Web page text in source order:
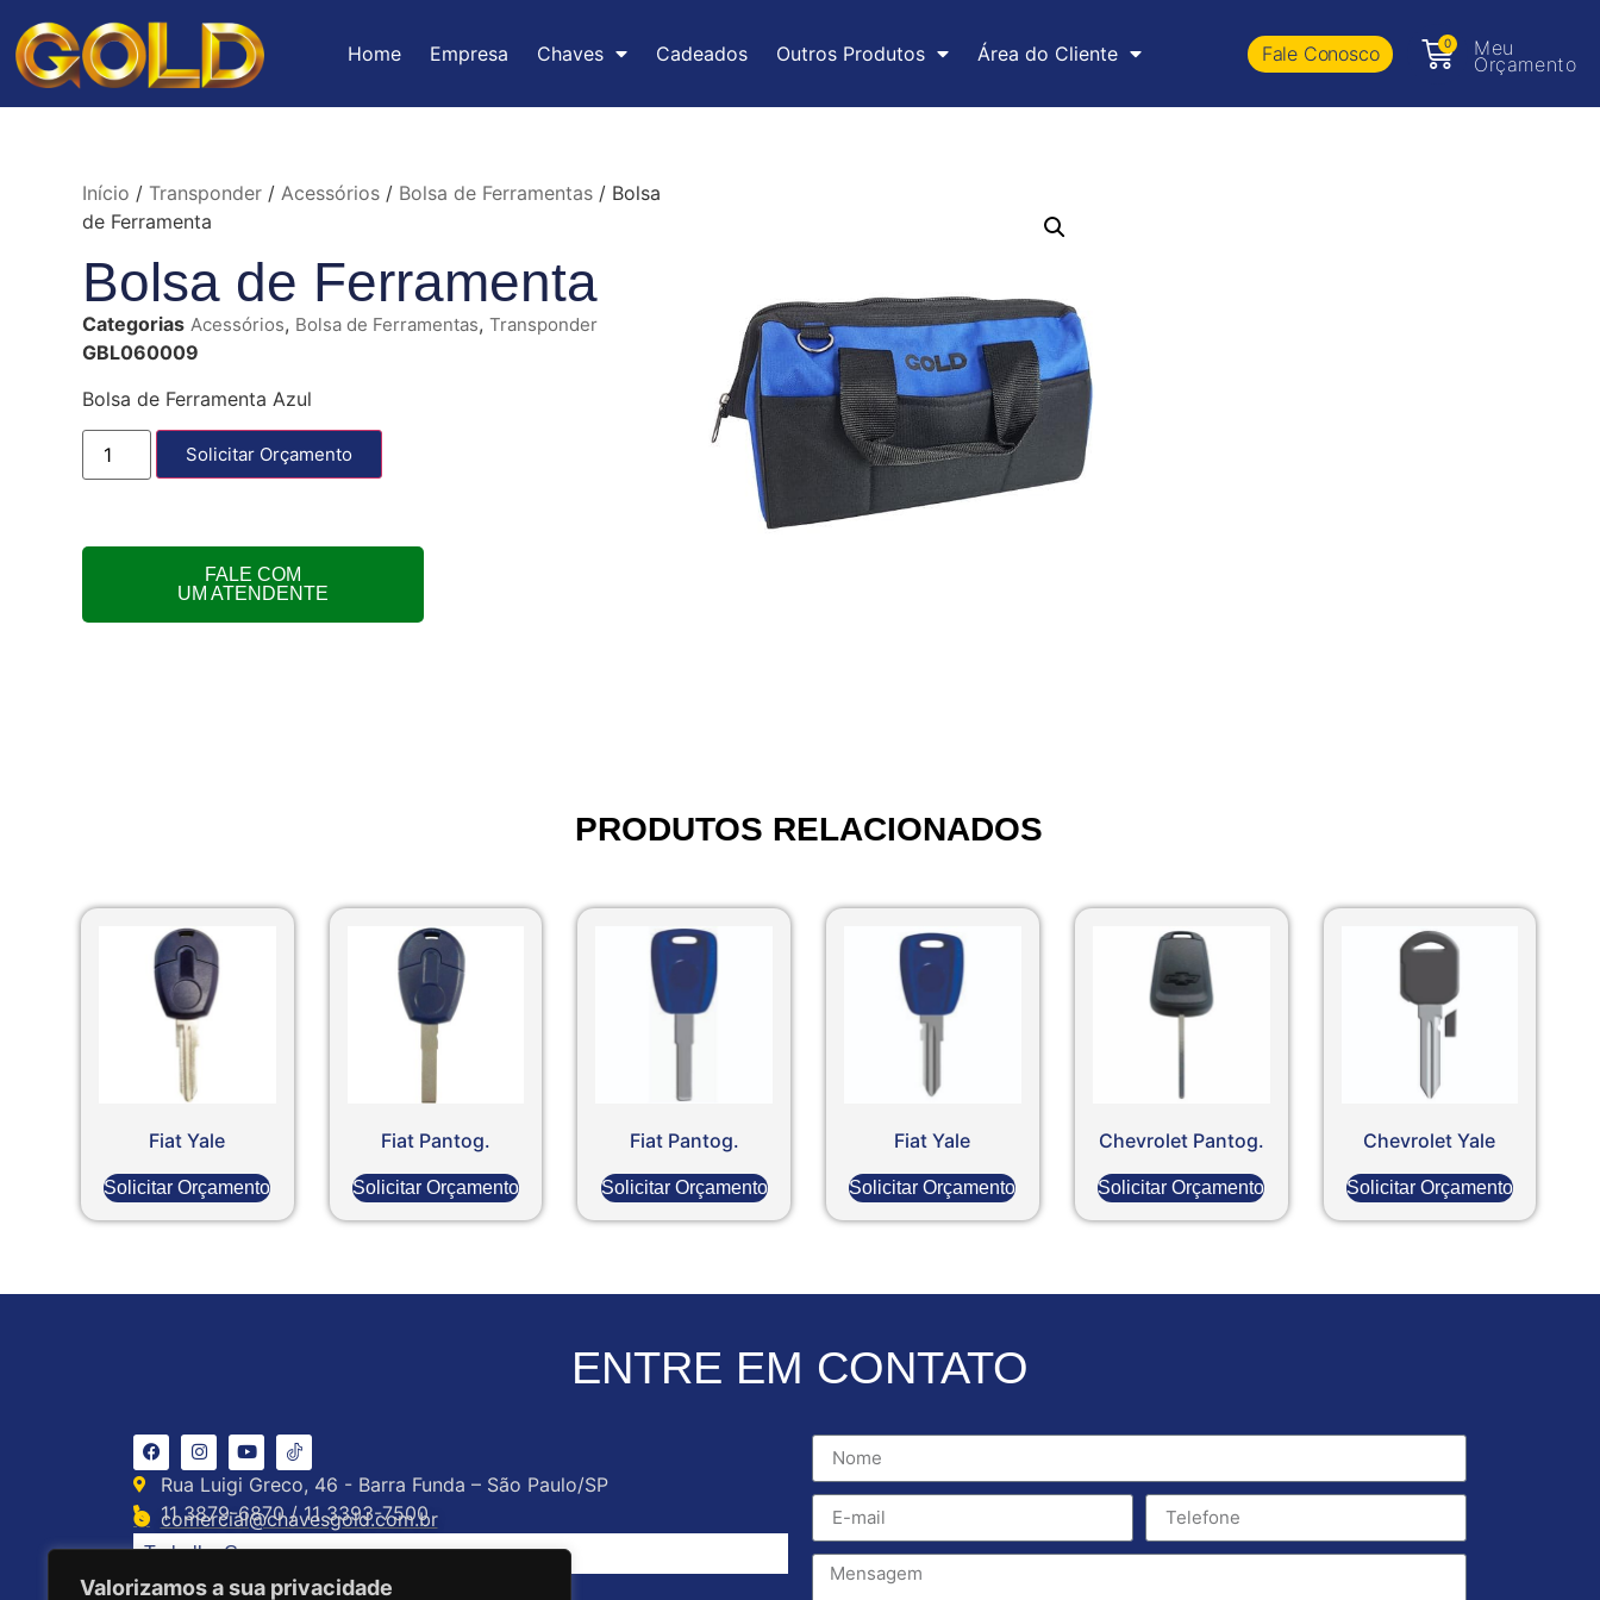
Valorizamos a sua privacidade
Home Empresa Chaves Cadeados Outros Produtos Área do Cliente Fale Conosco 0 Meu
Orçamento
Início / Transponder/ Acessórios/ Bolsa de Ferramentas/ Bolsa
de Ferramenta
Bolsa de Ferramenta
Categorias Acessórios, Bolsa de Ferramentas, Transponder
GBL060009
Bolsa de Ferramenta Azul
Solicitar Orçamento
FALE COM
UM ATENDENTE
PRODUTOS RELACIONADOS
Fiat Yale
Solicitar Orçamento
Fiat Pantog.
Solicitar Orçamento
Fiat Pantog.
Solicitar Orçamento
Fiat Yale
Solicitar Orçamento
Chevrolet Pantog.
Solicitar Orçamento
Chevrolet Yale
Solicitar Orçamento
ENTRE EM CONTATO
Rua Luigi Greco, 46 - Barra Funda – São Paulo/SP
11 3879-6870 / 11 3393-7500
comercial@chavesgold.com.br
Trabalhe Conosco